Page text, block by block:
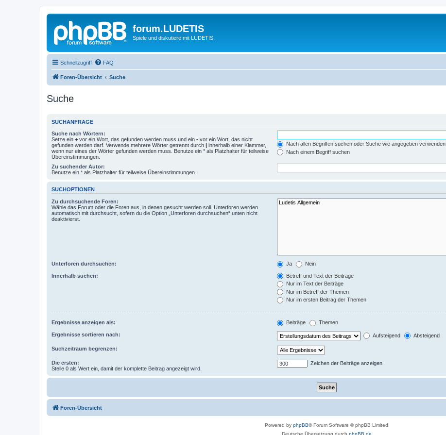
forum.LUDETIS
Spiele und diskutiere mit LUDETIS.
Schnellzugriff FAQ
Foren-Übersicht Suche
Suche
SUCHANFRAGE
Suche nach Wörtern:
Setze ein + vor ein Wort, das gefunden werden muss und ein - vor ein Wort, das nicht
gefunden werden darf. Verwende mehrere Wörter getrennt durch | innerhalb einer Klammer,
wenn nur eines der Wörter gefunden werden muss. Benutze ein * als Platzhalter für teilweise
Übereinstimmungen.
Nach allen Begriffen suchen oder Suche wie angegeben verwenden
Nach einem Begriff suchen
Zu suchender Autor:
Benutze ein * als Platzhalter für teilweise Übereinstimmungen.
SUCHOPTIONEN
Zu durchsuchende Foren:
Wähle das Forum oder die Foren aus, in denen gesucht werden soll. Unterforen werden
automatisch mit durchsucht, sofern du die Option „Unterforen durchsuchen“ unten nicht
deaktivierst.
Unterforen durchsuchen: Ja Nein
Innerhalb suchen:
Betreff und Text der Beiträge
Nur im Text der Beiträge
Nur im Betreff der Themen
Nur im ersten Beitrag der Themen
Ergebnisse anzeigen als: Beiträge Themen
Ergebnisse sortieren nach: Aufsteigend Absteigend
Suchzeitraum begrenzen:
Die ersten:
Stelle 0 als Wert ein, damit der komplette Beitrag angezeigt wird.
Zeichen der Beiträge anzeigen
Foren-Übersicht
Powered by phpBB® Forum Software © phpBB Limited
Deutsche Übersetzung durch phpBB.de